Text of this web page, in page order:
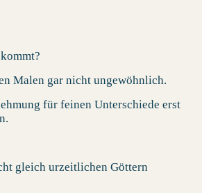
Malen gar nicht ungewöhnlich.
für feinen Unterschiede erst
gleich urzeitlichen Göttern